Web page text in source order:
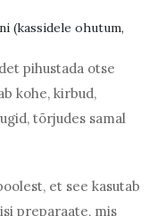
(kassidele ohutum,
pihustada otse
kohe, kirbud,
tõrjudes samal
et see kasutab
preparaate, mis